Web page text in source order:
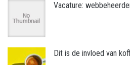
Vacature:
Dit is de invloed van